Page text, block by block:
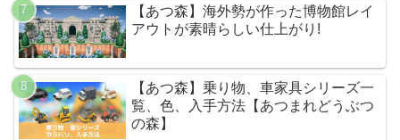
【あつ森】海外勢が作った博物館レイ
アウトが素晴らしい仕上がり!
【あつ森】乗り物、車家具シリーズ一
覧、色、入手方法【あつまれどうぶつ
の森】